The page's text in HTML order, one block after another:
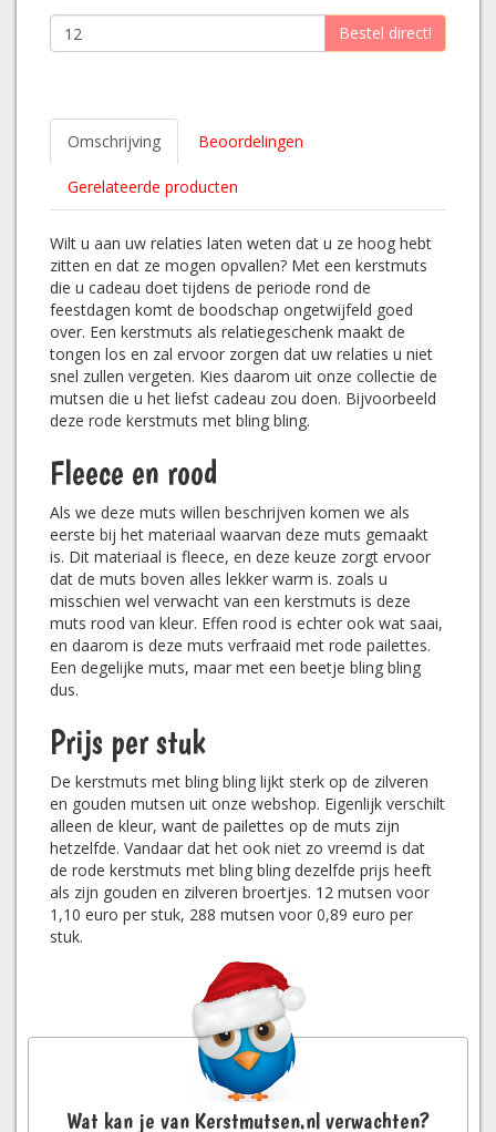
Bestel direct!
Omschrijving Beoordelingen
Gerelateerde producten
Wilt u aan uw relaties laten weten dat u ze hoog hebt
zitten en dat ze mogen opvallen? Met een kerstmuts
die u cadeau doet tijdens de periode rond de
feestdagen komt de boodschap ongetwijfeld goed
over. Een kerstmuts als relatiegeschenk maakt de
tongen los en zal ervoor zorgen dat uw relaties u niet
snel zullen vergeten. Kies daarom uit onze collectie de
mutsen die u het liefst cadeau zou doen. Bijvoorbeeld
deze rode kerstmuts met bling bling.
Fleece en rood
Als we deze muts willen beschrijven komen we als
eerste bij het materiaal waarvan deze muts gemaakt
is. Dit materiaal is fleece, en deze keuze zorgt ervoor
dat de muts boven alles lekker warm is. zoals u
misschien wel verwacht van een kerstmuts is deze
muts rood van kleur. Effen rood is echter ook wat saai,
en daarom is deze muts verfraaid met rode pailettes.
Een degelijke muts, maar met een beetje bling bling
dus.
Prijs per stuk
De kerstmuts met bling bling lijkt sterk op de zilveren
en gouden mutsen uit onze webshop. Eigenlijk verschilt
alleen de kleur, want de pailettes op de muts zijn
hetzelfde. Vandaar dat het ook niet zo vreemd is dat
de rode kerstmuts met bling bling dezelfde prijs heeft
als zijn gouden en zilveren broertjes. 12 mutsen voor
1,10 euro per stuk, 288 mutsen voor 0,89 euro per
stuk.
Wat kan je van Kerstmutsen.nl verwachten?